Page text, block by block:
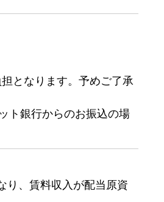
となります。予めご了承
ト銀行からのお振込の場
り、賃料収入が配当原資